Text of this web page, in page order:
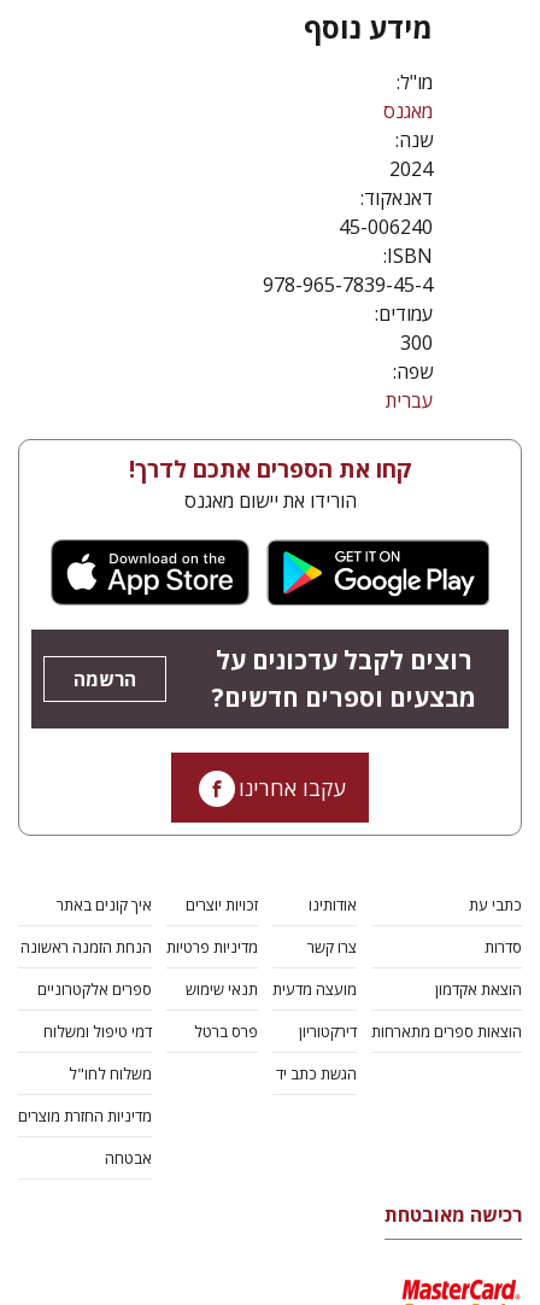
מידע נוסף
מו"ל:
מאגנס
שנה:
2024
דאנאקוד:
45-006240
ISBN:
978-965-7839-45-4
עמודים:
300
שפה:
עברית
קחו את הספרים אתכם לדרך!
הורידו את יישום מאגנס
רוצים לקבל עדכונים על
מבצעים וספרים חדשים?
הרשמה
עקבו אחרינו
כתבי עת
סדרות
הוצאת אקדמון
הוצאות ספרים מתארחות
אודותינו
צרו קשר
מועצה מדעית
דירקטוריון
הגשת כתב יד
זכויות יוצרים
מדיניות פרטיות
תנאי שימוש
פרס ברטל
איך קונים באתר
הנחת הזמנה ראשונה
ספרים אלקטרוניים
דמי טיפול ומשלוח
משלוח לחו"ל
מדיניות החזרת מוצרים
אבטחה
רכישה מאובטחת